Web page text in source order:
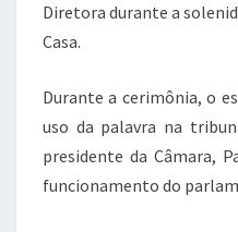
Diretora durante a
Casa.
Durante a cerimônia, o
uso da palavra na
presidente da Câmara,
funcionamento do